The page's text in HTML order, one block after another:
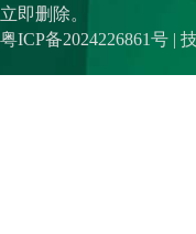
立即删除。
粤ICP备2024226861号 |